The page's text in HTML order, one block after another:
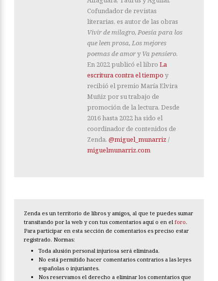
Cofundador de revistas
literarias, es autor de las obras
Vivir de milagro, Poesía para los
que leen prosa, Los mejores
poemas de amoryVa pensiero.
En 2022 publicó el libro La
escritura contra el tiempo y
recibió el premio María Elvira
Muñiz por su trabajo de
promoción de la lectura. Desde
2016 hasta 2022 ha sido el
coordinador de contenidos de
Zenda. @miguel_munarriz /
miguelmunarriz.com
Zenda es un territorio de libros y amigos, al que te puedes sumar
transitando por la web y con tus comentarios aquí o en el foro.
Para participar en esta sección de comentarios es preciso estar
registrado. Normas:
Toda alusión personal injuriosa será eliminada.
No está permitido hacer comentarios contrarios a las leyes
españolas o injuriantes.
Nos reservamos el derecho a eliminar los comentarios que